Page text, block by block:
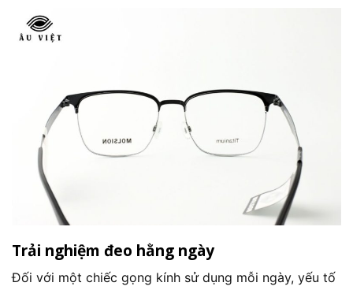
Trải nghiệm đeo hằng ngày
Đối với một chiếc gọng kính sử dụng mỗi ngày, yếu tố